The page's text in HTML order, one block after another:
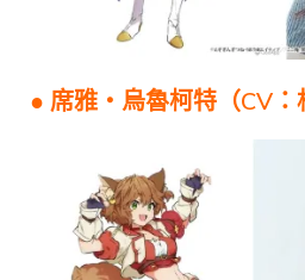
● 席雅・烏魯柯特（CV：